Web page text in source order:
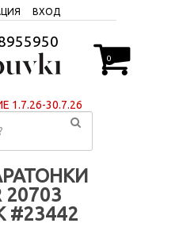
ВХОД
0
1.7.26-30.7.26
20703
#23442